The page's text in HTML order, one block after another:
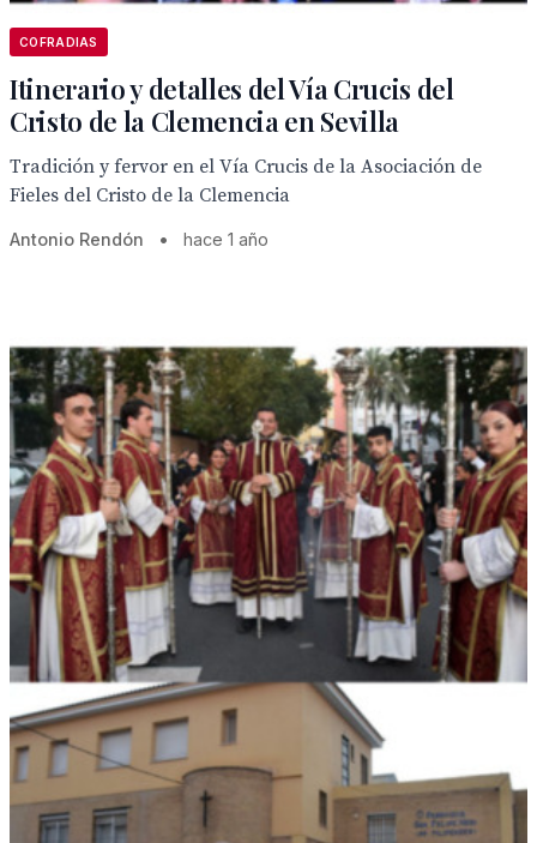
COFRADIAS
Itinerario y detalles del Vía Crucis del
Cristo de la Clemencia en Sevilla
Tradición y fervor en el Vía Crucis de la Asociación de
Fieles del Cristo de la Clemencia
Antonio Rendón • hace 1 año